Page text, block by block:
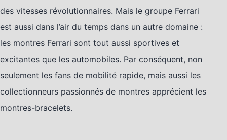
des vitesses révolutionnaires. Mais le groupe Ferrari
est aussi dans l’air du temps dans un autre domaine :
les montres Ferrari sont tout aussi sportives et
excitantes que les automobiles. Par conséquent, non
seulement les fans de mobilité rapide, mais aussi les
collectionneurs passionnés de montres apprécient les
montres-bracelets.